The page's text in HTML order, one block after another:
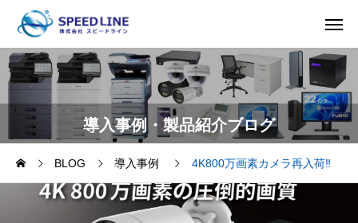
導入事例・製品紹介ブログ
BLOG 導入事例 4K800万画素カメラ再入荷‼